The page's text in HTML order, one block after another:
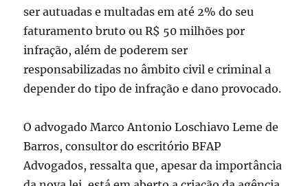
ser autuadas e multadas em até 2% do seu
faturamento bruto ou R$ 50 milhões por
infração, além de poderem ser
responsabilizadas no âmbito civil e criminal a
depender do tipo de infração e dano provocado.
O advogado Marco Antonio Loschiavo Leme de
Barros, consultor do escritório BFAP
Advogados, ressalta que, apesar da importância